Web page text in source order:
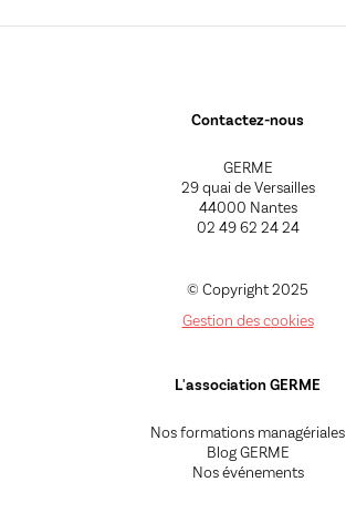
Contactez-nous
GERME
29 quai de Versailles
44000 Nantes
02 49 62 24 24
© Copyright 2025
Gestion des cookies
L'association GERME
Nos formations managériales
Blog GERME
Nos événements